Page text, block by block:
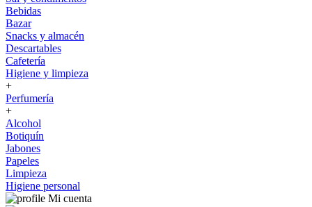
Bebidas
Bazar
Snacks y almacén
Descartables
Cafetería
Higiene y limpieza
+
Perfumería
+
Alcohol
Botiquín
Jabones
Papeles
Limpieza
Higiene personal
Mi cuenta